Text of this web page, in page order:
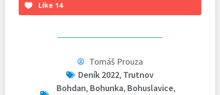
Like 14
Tomáš Prouza
Deník 2022, Trutnov
Bohdan, Bohunka, Bohuslavice,